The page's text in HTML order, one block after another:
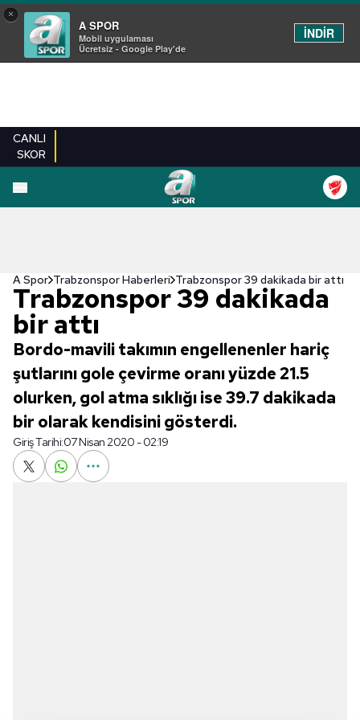
×
A SPOR
Mobil uygulaması
Ücretsiz - Google Play'de
İNDİR
CANLI
SKOR
A Spor Trabzonspor Haberleri Trabzonspor 39 dakikada bir attı
Trabzonspor 39 dakikada
bir attı
Bordo-mavili takımın engellenenler hariç
şutlarını gole çevirme oranı yüzde 21.5
olurken, gol atma sıklığı ise 39.7 dakikada
bir olarak kendisini gösterdi.
Giriş Tarihi:07 Nisan 2020 - 02:19